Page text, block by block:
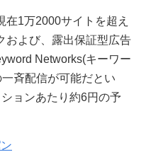
在1万2000サイトを超え
および、露出保証型広告
Networks(キーワー
斉配信が可能だとい
ョンあたり約6円の予